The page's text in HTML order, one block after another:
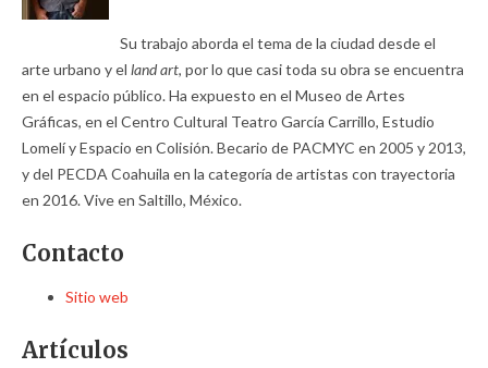
Su trabajo aborda el tema de la ciudad desde el
arte urbano y el land art, por lo que casi toda su obra se encuentra
en el espacio público. Ha expuesto en el Museo de Artes
Gráficas, en el Centro Cultural Teatro García Carrillo, Estudio
Lomelí y Espacio en Colisión. Becario de PACMYC en 2005 y 2013,
y del PECDA Coahuila en la categoría de artistas con trayectoria
en 2016. Vive en Saltillo, México.
Contacto
Sitio web
Artículos